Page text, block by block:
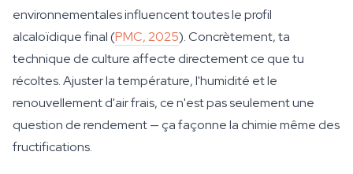
environnementales influencent toutes le profil
alcaloïdique final (PMC, 2025). Concrètement, ta
technique de culture affecte directement ce que tu
récoltes. Ajuster la température, l'humidité et le
renouvellement d'air frais, ce n'est pas seulement une
question de rendement — ça façonne la chimie même des
fructifications.